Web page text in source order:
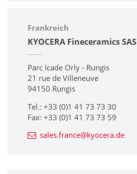
Frankreich
KYOCERA Fineceramics SAS
Parc Icade Orly - Rungis
21 rue de Villeneuve
94150 Rungis
Tel.: +33 (0)1 41 73 73 30
Fax: +33 (0)1 41 73 73 59
sales.france@kyocera.de